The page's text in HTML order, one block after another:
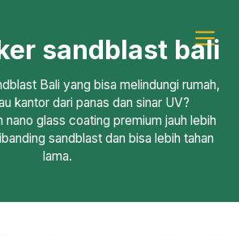
sandblast bali
Bali yang bisa melindungi rumah,
kantor dari panas dan sinar UV?
nano glass coating premium jauh lebih
sandblast dan bisa lebih tahan
lama.